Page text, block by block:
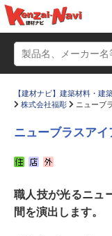
かたなび
【建材ナビ】建築材料・建
株式会社福彫
ニューブ
ニューブラスアイ
職人技が光るニュ
間を演出します。